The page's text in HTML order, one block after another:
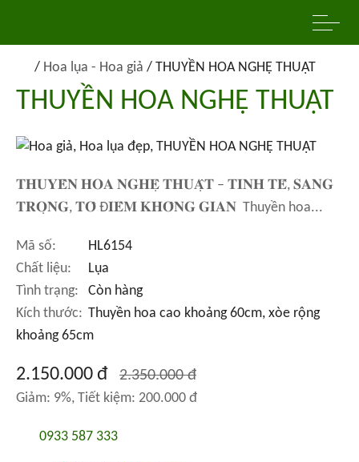
/ Hoa lụa - Hoa giả / THUYỀN HOA NGHỆ THUẬT
THUYỀN HOA NGHỆ THUẬT
𝐓𝐇𝐔𝐘𝐄̂̀𝐍 𝐇𝐎𝐀 𝐍𝐆𝐇𝐄̣̂ 𝐓𝐇𝐔𝐀̣̂𝐓 – 𝐓𝐈𝐍𝐇 𝐓𝐄̂́, 𝐒𝐀𝐍𝐆
𝐓𝐑𝐎̣𝐍𝐆, 𝐓𝐎̂ Đ𝐈𝐄̂̉𝐌 𝐊𝐇𝐎̂𝐍𝐆 𝐆𝐈𝐀𝐍 Thuyền hoa...
Mã số:
HL6154
Chất liệu:
Lụa
Tình trạng:
Còn hàng
Kích thước: Thuyền hoa cao khoảng 60cm, xòe rộng
khoảng 65cm
2.150.000 đ 2.350.000 đ
Giảm: 9%, Tiết kiệm: 200.000 đ
0933 587 333